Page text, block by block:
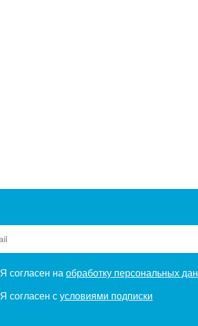
Я согласен на обработку персональных
Я согласен с условиями подписки